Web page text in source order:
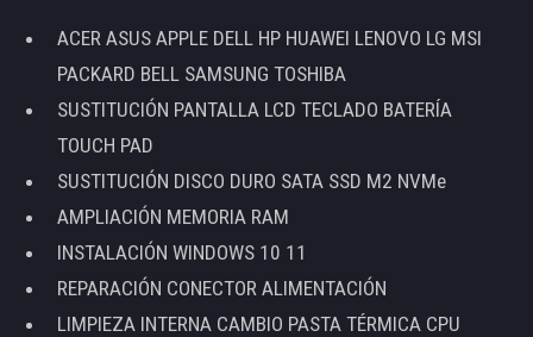
ACER ASUS APPLE DELL HP HUAWEI LENOVO LG MSI
PACKARD BELL SAMSUNG TOSHIBA
SUSTITUCIÓN PANTALLA LCD TECLADO BATERÍA
TOUCH PAD
SUSTITUCIÓN DISCO DURO SATA SSD M2 NVMe
AMPLIACIÓN MEMORIA RAM
INSTALACIÓN WINDOWS 10 11
REPARACIÓN CONECTOR ALIMENTACIÓN
LIMPIEZA INTERNA CAMBIO PASTA TÉRMICA CPU